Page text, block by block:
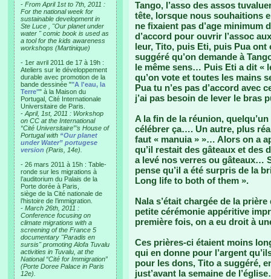
- From April 1st to 7th, 2011 :
For the national week for
sustainable development in
Ste Luce , "Our planet under
water " comic book is used as
a tool for the kids awareness
workshops (Martinique)
- 1er avril 2011 de 17 à 19h :
Ateliers sur le développement
durable avec promotion de la
bande dessinée ""A l'eau, la
Terre"" à la Maison du
Portugal, Cité Internationale
Universitaire de Paris.
- April, 1st, 2011 : Workshop
on CC at the International
“Cité Universitaire”’s House of
Portugal with “Our planet
under Water” portugese
version (Paris, 14e).
- 26 mars 2011 à 15h : Table-
ronde sur les migrations à
l’auditorium du Palais de la
Porte dorée à Paris,
siège de la Cité nationale de
l’histoire de l’immigration.
- March 26th, 2011 :
Conference focusing on
climate migrations with a
screening of the France 5
documentary "Paradis en
sursis" promoting Alofa Tuvalu
activities in Tuvalu, at the
National “Cité for Immigration”
(Porte Doree Palace in Paris
12e).
Tango, l’asso des assos
tête, lorsque nous souhaitions
ne fixaient pas d’age minimum
d’accord pour ouvrir l’assoc
leur, Tito, puis Eti, puis Pua
suggéré qu’on demande à
le même sens… Puis Eti a dit «
qu’on vote et toutes les mains
Pua tu n’es pas d’accord avec
j’ai pas besoin de lever le bras
A la fin de la réunion,
célébrer ça…. Un autre, plus
faut « manuia » »… Alors on a
qu’il restait des gâteaux et des
a levé nos verres ou gâteaux…
pense qu’il a été surpris de la
Long life to both of them ».
Nala s’était chargée de la
petite cérémonie appéritive
première fois, on a eu droit à
Ces prières-ci étaient moins
qui en donne pour l’argent
pour les dons, Tito a suggéré,
just’avant la semaine de